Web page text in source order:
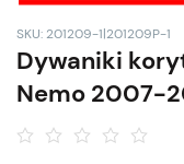
SKU: 201209-1|201209P-1
Dywaniki
Nemo 2007-